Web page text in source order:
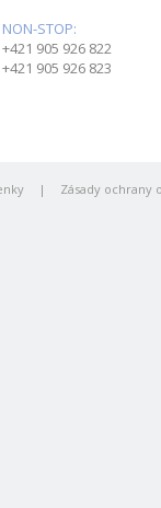
NON-STOP:
+421 905 926 822
+421 905 926 823
| Zásady ochrany